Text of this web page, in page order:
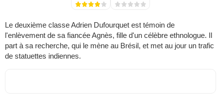
Le deuxième classe Adrien Dufourquet est témoin de
l'enlèvement de sa fiancée Agnès, fille d'un célèbre ethnologue. Il
part à sa recherche, qui le mène au Brésil, et met au jour un trafic
de statuettes indiennes.